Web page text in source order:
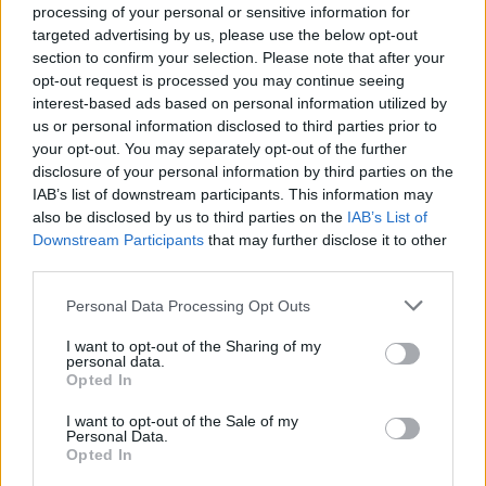
processing of your personal or sensitive information for
targeted advertising by us, please use the below opt-out
section to confirm your selection. Please note that after your
opt-out request is processed you may continue seeing
interest-based ads based on personal information utilized by
us or personal information disclosed to third parties prior to
your opt-out. You may separately opt-out of the further
disclosure of your personal information by third parties on the
IAB’s list of downstream participants. This information may
also be disclosed by us to third parties on the IAB’s List of
Downstream Participants that may further disclose it to other
Personal Data Processing Opt Outs
I want to opt-out of the Sharing of my
personal data.
Opted In
I want to opt-out of the Sale of my
Personal Data.
Opted In
Senaste inlägget av Jeppegaming fredag 00:53
Motorteknik
(Avancerad)
Passat -13 2.0tdi DSG Växellåda bråkar 10 svar
The-GOAT torsdag 20:54
felsökning
Man man ha mindre ström till
Motorvärmare?
Senaste inlägget avBilFixare torsdag 14:37 iEl- och hybridbilar
Senaste projektinläggen
Vw 1956 oval prosjekt 12 svar
Puttelitens projekt Audi S2 Avant. Back
to basic. + garagefix.
Senaste inlägget av Putteliten fredag 22:10 Projekt
Volkswagen Golf MK4 v6 4motion OEM++